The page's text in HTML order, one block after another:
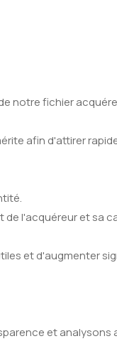
notre fichier
afin d'attirer
l'acquéreur et sa
et d'augmenter
et